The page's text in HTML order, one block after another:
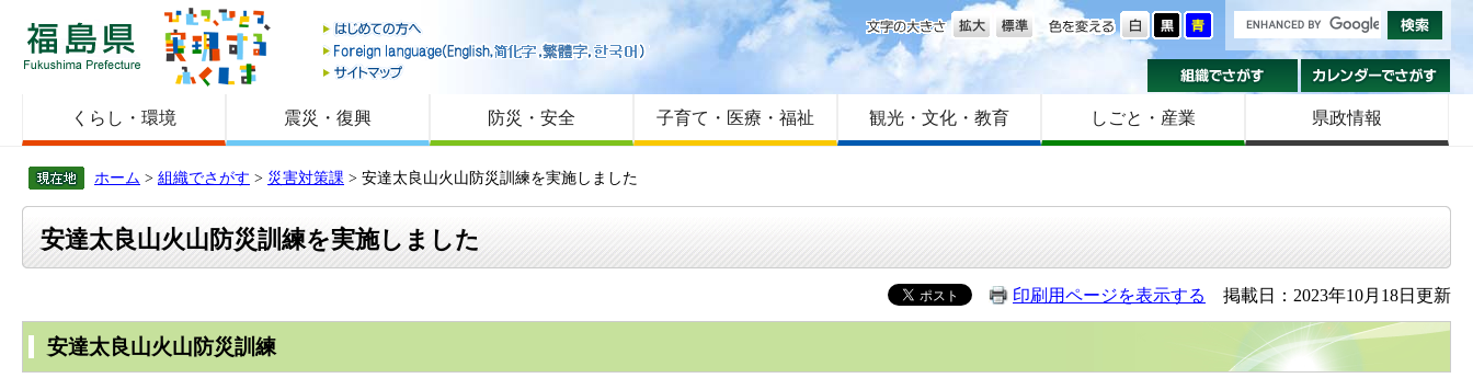
福島県
はじめての方へ
Foreign language
サイトマップ
色を変える
文字の大きさ
組織でさがす
くらし・環境 震災・復興 防災・安全 子育て・医療・福祉 観光・文化・教育 しごと・産業 県政情報
ホーム > 組織でさがす > 災害対策課 > 安達太良山火山防災訓練を実施しました
安達太良山火山防災訓練を実施しました
印刷用ページを表示する 掲載日：2023年10月18日更新
安達太良山火山防災訓練